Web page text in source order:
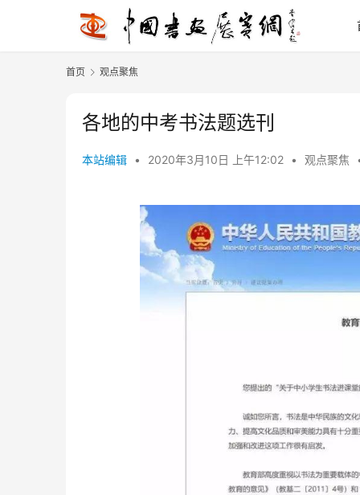
首页 观点聚焦
各地的中考书法题选刊
本站编辑 • 2020年3月10日 上午12:02 • 观点聚焦